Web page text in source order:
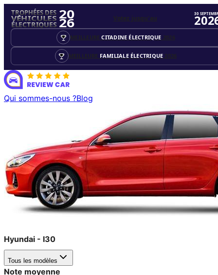
TROPHÉES DES
VÉHICULES
ÉLECTRIQUES
20
26
MEILLEURECITADINE ÉLECTRIQUE 2026
MEILLEURE FAMILIALE ÉLECTRIQUE 2026
Votez jusqu'au
30
Qui sommes-nous ?Blog
Hyundai - I30
Tous les modèles
Note moyenne